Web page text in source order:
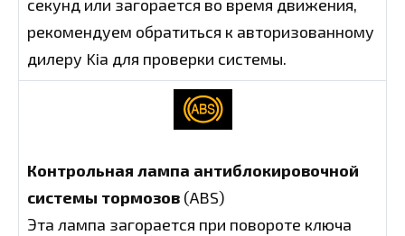
секунд или загорается во время движения,
рекомендуем обратиться к авторизованному
дилеру Kia для проверки системы.
Контрольная лампа антиблокировочной
системы тормозов (ABS)
Эта лампа загорается при повороте ключа